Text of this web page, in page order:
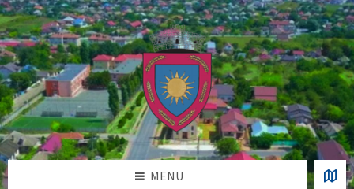
Skip
to
content
Skip
to
left
sidebar
Skip
to
right
sidebar
Skip
to
footer
MENU